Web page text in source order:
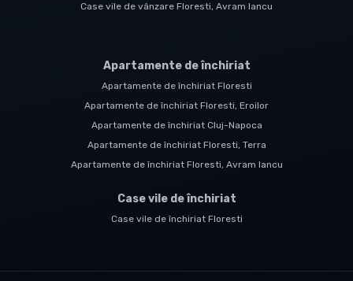
Case vile de vânzare Floresti, Avram Iancu
Apartamente de închiriat
Apartamente de închiriat Floresti
Apartamente de închiriat Floresti, Eroilor
Apartamente de închiriat Cluj-Napoca
Apartamente de închiriat Floresti, Terra
Apartamente de închiriat Floresti, Avram Iancu
Case vile de închiriat
Case vile de închiriat Floresti